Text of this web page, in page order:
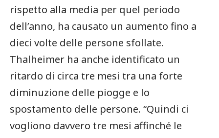
rispetto⁣ alla media per quel ⁣periodo
dell’anno, ha causato un‌ aumento⁣ fino a
dieci volte delle persone sfollate.
Thalheimer ha anche identificato‍ un
ritardo di circa tre mesi tra una forte
‍diminuzione delle piogge e lo
spostamento delle persone. “Quindi ci
vogliono davvero tre mesi affinché le